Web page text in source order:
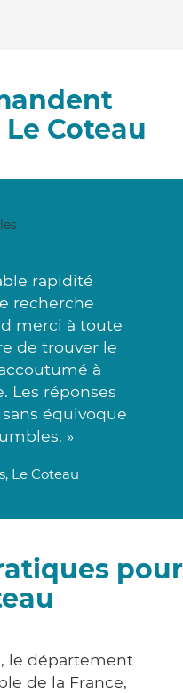
Coteau
rapidité
recherche
merci à toute
de trouver le
à
Les réponses
équivoque
»
Le Coteau
pour
le département
de la France,